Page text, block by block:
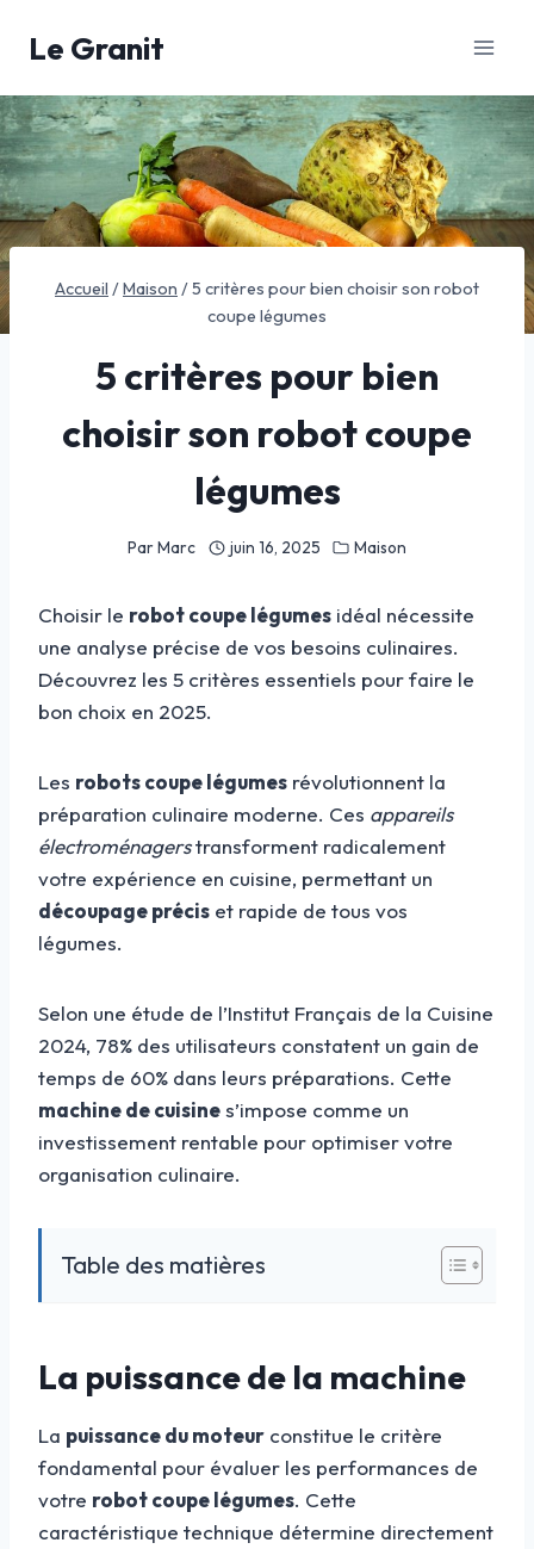
Le Granit
Accueil /Maison /5 critères pour bien choisir son robot
coupe légumes
5 critères pour bien
choisir son robot coupe
légumes
ParMarc juin 16, 2025 Maison
Choisir le robot coupe légumes idéal nécessite
une analyse précise de vos besoins culinaires.
Découvrez les 5 critères essentiels pour faire le
bon choix en 2025.
Les robots coupe légumes révolutionnent la
préparation culinaire moderne. Ces appareils
électroménagerstransforment radicalement
votre expérience en cuisine, permettant un
découpage précis et rapide de tous vos
légumes.
Selon une étude de l’Institut Français de la Cuisine
2024, 78% des utilisateurs constatent un gain de
temps de 60% dans leurs préparations. Cette
machine de cuisines’impose comme un
investissement rentable pour optimiser votre
organisation culinaire.
Table des matières
La puissance de la machine
La puissance du moteur constitue le critère
fondamental pour évaluer les performances de
votre robot coupe légumes. Cette
caractéristique technique détermine directement